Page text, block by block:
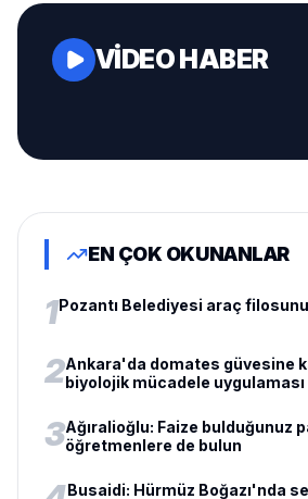
VİDEO HABER
EN ÇOK OKUNANLAR
1Pozantı Belediyesi araç
2Ankara'da domates güvesine
biyolojik mücadele uygulaması
3Ağıralioğlu: Faize bulduğunuz
öğretmenlere de bulun
Busaidi: Hürmüz Boğazı'nda